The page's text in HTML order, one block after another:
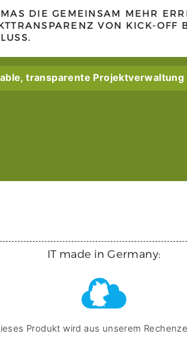
Business
für
boomt
sicher
System
Kaufen
Deploy &
Reporting
DIE GEMEINSAM MEHR
VON KICK-OFF
transparente Projektverwaltung
IT made in Germany:
Produkt wird aus unserem